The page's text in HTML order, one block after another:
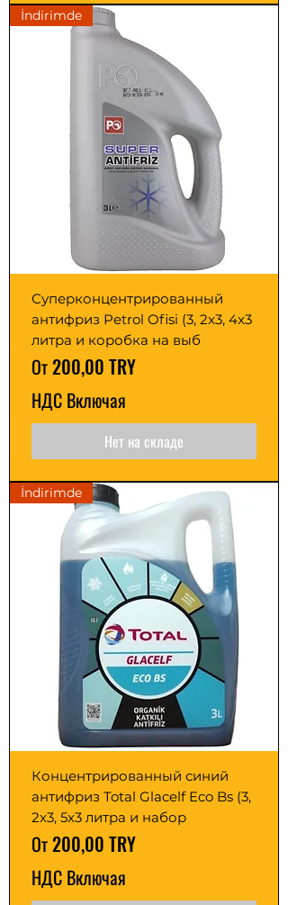
İndirimde
Суперконцентрированный
антифриз Petrol Ofisi (3, 2x3, 4x3
литра и коробка на выб
От200,00 TRY
Цена со скидкой
НДС Включая
Нет на складе
İndirimde
Концентрированный синий
антифриз Total Glacelf Eco Bs (3,
2x3, 5x3 литра и набор
От200,00 TRY
Цена со скидкой
НДС Включая